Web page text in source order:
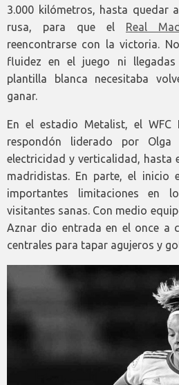
3.000 kilómetros, hasta quedar
rusa, para que el
Real
reencontrarse con la victoria.
fluidez en el juego ni
plantilla blanca necesitaba
ganar.
En el estadio Metalist, el
respondón liderado por Olga
electricidad y verticalidad, hasta
madridistas. En parte, el inicio
importantes limitaciones en
visitantes sanas. Con medio
Aznar dio entrada en el once a
centrales para tapar agujeros y